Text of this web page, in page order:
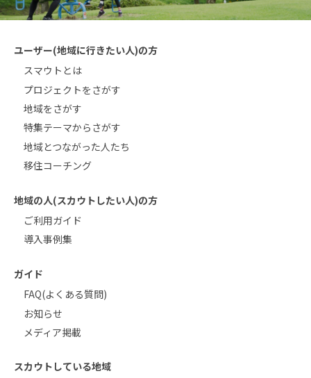
ユーザー(地域に行きたい人)の方
スマウトとは
プロジェクトをさがす
地域をさがす
特集テーマからさがす
地域とつながった人たち
移住コーチング
地域の人(スカウトしたい人)の方
ご利用ガイド
導入事例集
ガイド
FAQ(よくある質問)
お知らせ
メディア掲載
スカウトしている地域